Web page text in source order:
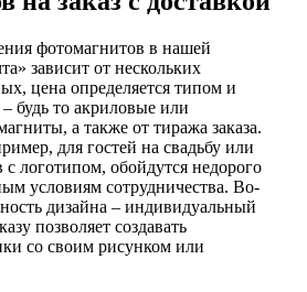
фотомагнитов в нашей
зависит от нескольких
цена определяется типом и
будь то акриловые или
а также от тиража заказа.
для гостей на свадьбу или
логотипом, обойдутся недорого
условиям сотрудничества. Во-
дизайна – индивидуальный
позволяет создавать
со своим рисунком или